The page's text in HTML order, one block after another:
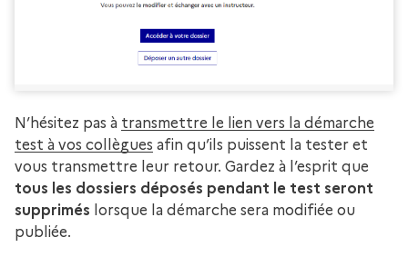
N’hésitez pas à transmettre le lien vers la démarche
test à vos collègues afin qu’ils puissent la tester et
vous transmettre leur retour. Gardez à l’esprit que
tous les dossiers déposés pendant le test seront
supprimés lorsque la démarche sera modifiée ou
publiée.